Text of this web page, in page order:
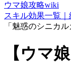
ウマ娘攻略wiki
スキル効果一覧
「魅惑のシニカ
【ウマ